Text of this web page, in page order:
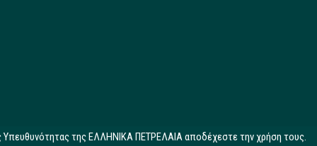
της ΕΛΛΗΝΙΚΑ ΠΕΤΡΕΛΑΙΑ αποδέχεστε την χρήση τους.